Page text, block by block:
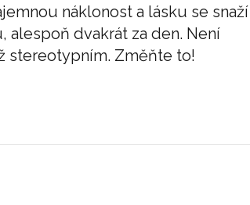
náklonost a lásku se snaží
alespoň dvakrát za den. Není
stereotypním. Změňte to!